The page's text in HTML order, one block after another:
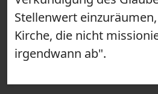
Stellenwert
Kirche, die nicht
irgendwann ab".